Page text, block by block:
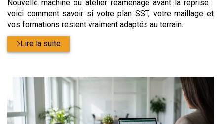
Nouvelle machine ou atelier réaménagé avant la reprise :
voici comment savoir si votre plan SST, votre maillage et
vos formations restent vraiment adaptés au terrain.
Lire la suite